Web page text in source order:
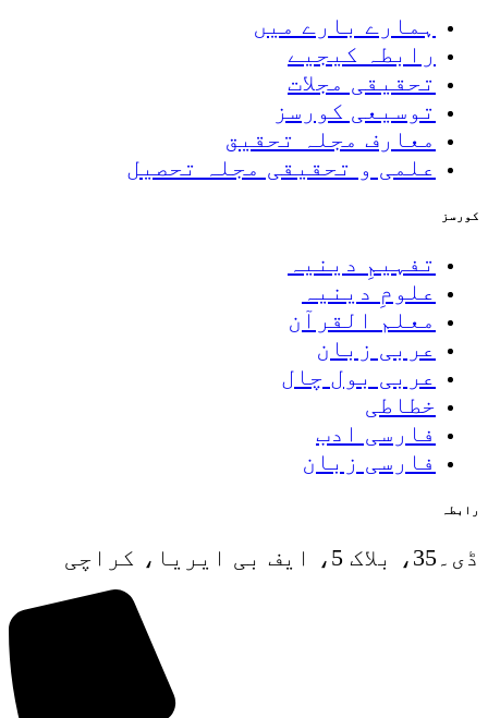
ہمارے بارے میں
رابطہ کیجیے
تحقیقی مجلات
توسیعی کورسز
معارف مجلہ تحقیق
علمی و تحقیقی مجلہ تحصیل
کورسز
تفہیمِ دینیہ
علومِ دینیہ
معلم القرآن
عربی زبان
عربی بول چال
خطاطی
فارسی ادب
فارسی زبان
رابطہ
ڈی۔35، بلاک 5، ایف بی ایریا، کراچی